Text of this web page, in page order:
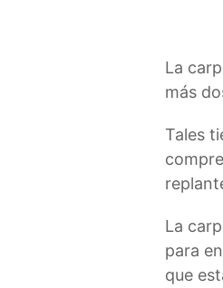
La
más
Tales
La
para
que